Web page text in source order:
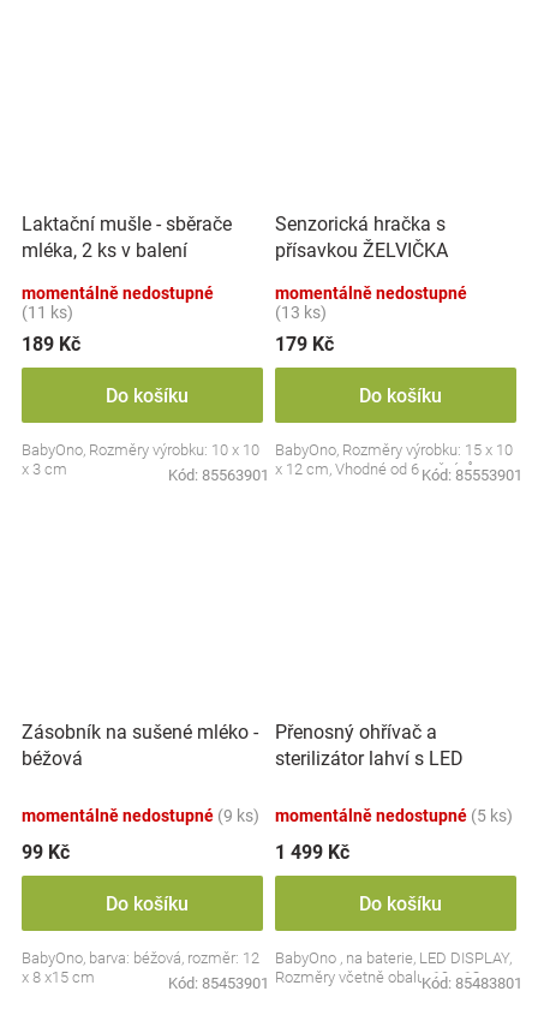
Laktační mušle - sběrače
mléka, 2 ks v balení
momentálně nedostupné
(11 ks)
189 Kč
Do košíku
BabyOno, Rozměry výrobku: 10 x 10
x 3 cm
Kód: 85563901
Senzorická hračka s
přísavkou ŽELVIČKA
momentálně nedostupné
(13 ks)
179 Kč
Do košíku
BabyOno, Rozměry výrobku: 15 x 10
x 12 cm, Vhodné od 6 měsíců
Kód: 85553901
Zásobník na sušené mléko -
béžová
momentálně nedostupné (9 ks)
99 Kč
Do košíku
BabyOno, barva: béžová, rozměr: 12
x 8 x15 cm
Kód: 85453901
Přenosný ohřívač a
sterilizátor lahví s LED
momentálně nedostupné (5 ks)
1 499 Kč
Do košíku
BabyOno , na baterie, LED DISPLAY,
Rozměry včetně obalu: 19 x 13 cm.
Kód: 85483801